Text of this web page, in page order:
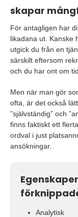
skapar
För antagligen har
likadana ut. Kanske
utgick du från en
särskilt eftersom
och du har ont om tid.
Men när man gör
ofta, är det också
”självständig” och
finns faktiskt ett
ordval i just
ansökningar.
Analytisk